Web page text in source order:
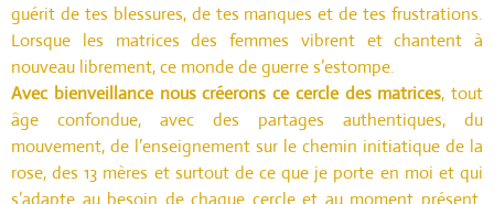
guérit de tes blessures, de tes manques et de tes frustrations.
Lorsque les matrices des femmes vibrent et chantent à
nouveau librement, ce monde de guerre s’estompe.
Avec bienveillance nous créerons ce cercle des matrices, tout
âge confondue, avec des partages authentiques, du
mouvement, de l’enseignement sur le chemin initiatique de la
rose, des 13 mères et surtout de ce que je porte en moi et qui
s’adapte au besoin de chaque cercle et au moment présent.